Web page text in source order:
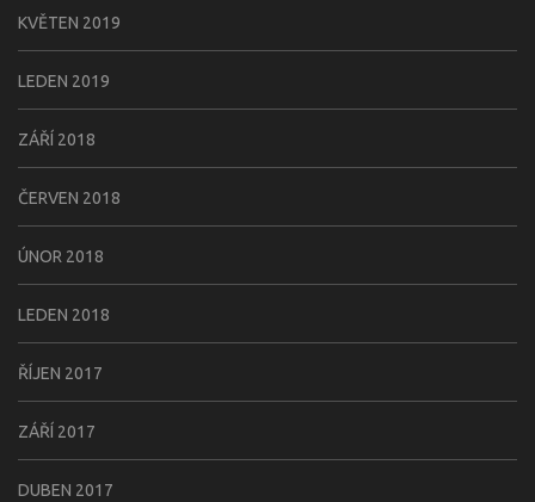
KVĚTEN 2019
LEDEN 2019
ZÁŘÍ 2018
ČERVEN 2018
ÚNOR 2018
LEDEN 2018
ŘÍJEN 2017
ZÁŘÍ 2017
DUBEN 2017